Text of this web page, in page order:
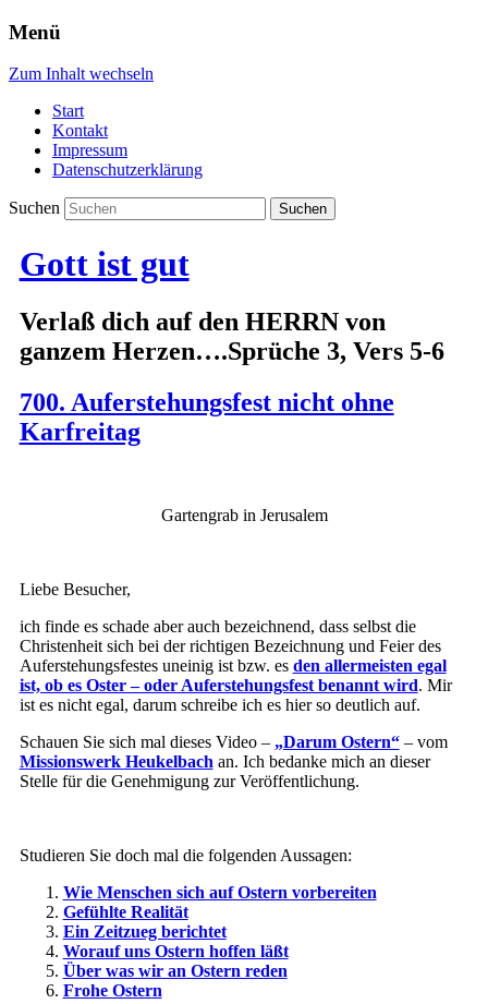
Menü
Zum Inhalt wechseln
Start
Kontakt
Impressum
Datenschutzerklärung
Suchen
Gott ist gut
Verlaß dich auf den HERRN von
ganzem Herzen….Sprüche 3, Vers 5-6
700. Auferstehungsfest nicht ohne
Karfreitag
Gartengrab in Jerusalem
Liebe Besucher,
ich finde es schade aber auch bezeichnend, dass selbst die
Christenheit sich bei der richtigen Bezeichnung und Feier des
Auferstehungsfestes uneinig ist bzw. es den allermeisten egal
ist, ob es Oster – oder Auferstehungsfest benannt wird. Mir
ist es nicht egal, darum schreibe ich es hier so deutlich auf.
Schauen Sie sich mal dieses Video – „Darum Ostern“– vom
Missionswerk Heukelbach an. Ich bedanke mich an dieser
Stelle für die Genehmigung zur Veröffentlichung.
Studieren Sie doch mal die folgenden Aussagen:
Wie Menschen sich auf Ostern vorbereiten
Gefühlte Realität
Ein Zeitzueg berichtet
Worauf uns Ostern hoffen läßt
Über was wir an Ostern reden
Frohe Ostern